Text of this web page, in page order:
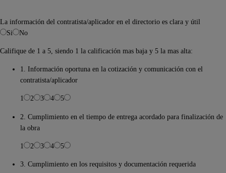
La información del contratista/aplicador en el directorio es clara y útil
Si
No
Califique de 1 a 5, siendo 1 la calificación mas baja y 5 la mas alta:
1. Información oportuna en la cotización y comunicación con el
contratista/aplicador
1 2 3 4 5
2. Cumplimiento en el tiempo de entrega acordado para finalización de
la obra
1 2 3 4 5
3. Cumplimiento en los requisitos y documentación requerida